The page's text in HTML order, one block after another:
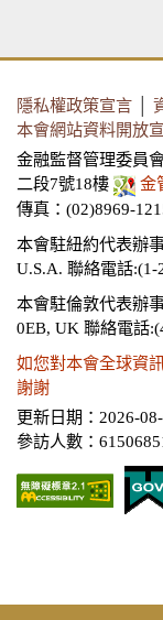
隱私權政策宣言
本會網站資料開放
金融監督管理委員
二段7號18樓
金
傳真：(02)8969-
本會駐紐約代表辦
U.S.A. 聯絡電話:(1-
本會駐倫敦代表辦
0EB, UK 聯絡電話
如您對本會全球資
謝謝
更新日期：2026-
參訪人數：